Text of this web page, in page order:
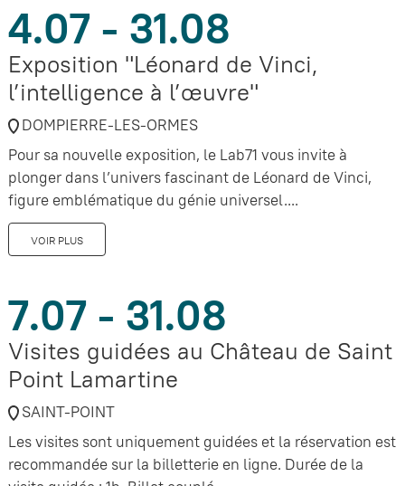
4.07 - 31.08
Exposition "Léonard de Vinci,
l’intelligence à l’œuvre"
DOMPIERRE-LES-ORMES
Pour sa nouvelle exposition, le Lab71 vous invite à
plonger dans l’univers fascinant de Léonard de Vinci,
figure emblématique du génie universel....
VOIR PLUS
7.07 - 31.08
Visites guidées au Château de Saint
Point Lamartine
SAINT-POINT
Les visites sont uniquement guidées et la réservation est
recommandée sur la billetterie en ligne. Durée de la